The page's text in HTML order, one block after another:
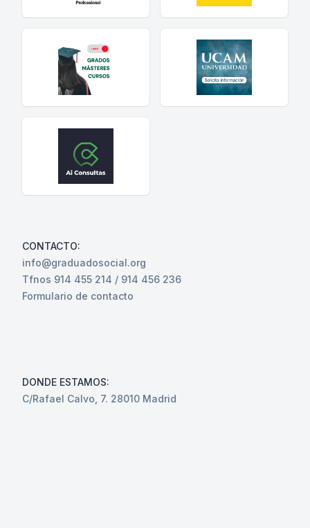
CONTACTO:
info@graduadosocial.org
Tfnos 914 455 214 / 914 456 236
Formulario de contacto
DONDE ESTAMOS:
C/Rafael Calvo, 7. 28010 Madrid